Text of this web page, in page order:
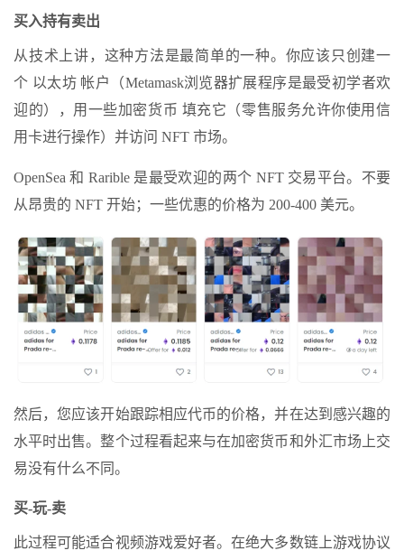
买入持有卖出
从技术上讲，这种方法是最简单的一种。你应该只创建一
个 以太坊 帐户（Metamask浏览器扩展程序是最受初学者欢
迎的），用一些加密货币 填充它（零售服务允许你使用信
用卡进行操作）并访问 NFT 市场。
OpenSea 和 Rarible 是最受欢迎的两个 NFT 交易平台。不要
从昂贵的 NFT 开始；一些优惠的价格为 200-400 美元。
然后，您应该开始跟踪相应代币的价格，并在达到感兴趣的
水平时出售。整个过程看起来与在加密货币和外汇市场上交
易没有什么不同。
买-玩-卖
此过程可能适合视频游戏爱好者。在绝大多数链上游戏协议